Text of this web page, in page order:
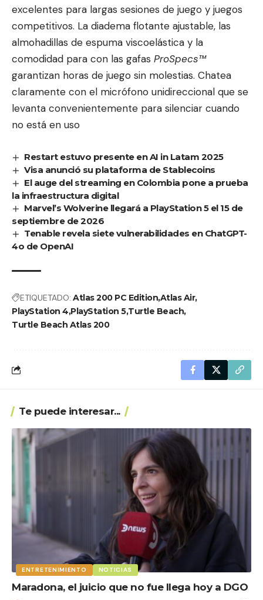
excelentes para largas sesiones de juego y juegos
competitivos. La diadema flotante ajustable, las
almohadillas de espuma viscoelástica y la
comodidad para con las gafas ProSpecs™
garantizan horas de juego sin molestias. Chatea
claramente con el micrófono unidireccional que se
levanta convenientemente para silenciar cuando
no está en uso
Restart estuvo presente en AI in Latam 2025
Visa anunció su plataforma de Stablecoins
El auge del streaming en Colombia pone a prueba
la infraestructura digital
Marvel’s Wolverine llegará a PlayStation 5 el 15 de
septiembre de 2026
Tenable revela siete vulnerabilidades en ChatGPT-
4o de OpenAI
ETIQUETADO: Atlas 200 PC EditionAtlas Air
PlayStation 4 PlayStation 5Turtle Beach
Turtle Beach Atlas 200
Te puede interesar...
ENTRETENIMIENTO NOTICIAS
Maradona, el juicio que no fue llega hoy a DGO